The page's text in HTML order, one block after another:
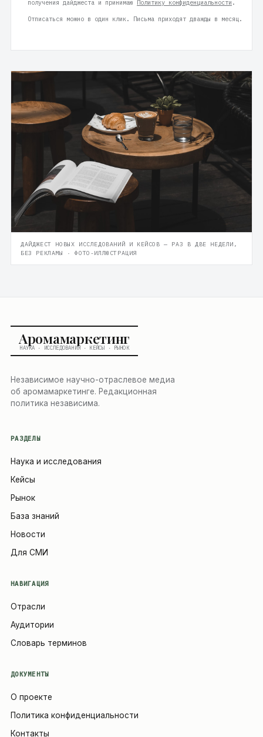
получения дайджеста и принимаю Политику конфиденциальности .
Отписаться можно в один клик. Письма приходят дважды в месяц.
ДАЙДЖЕСТ НОВЫХ ИССЛЕДОВАНИЙ И КЕЙСОВ — РАЗ В ДВЕ НЕДЕЛИ,
БЕЗ РЕКЛАМЫ · ФОТО-ИЛЛЮСТРАЦИЯ
Аромамаркетинг
НАУКА · ИССЛЕДОВАНИЯ · КЕЙСЫ · РЫНОК
Независимое научно-отраслевое медиа
об аромамаркетинге. Редакционная
политика независима.
РАЗДЕЛЫ
Наука и исследования
Кейсы
Рынок
База знаний
Новости
Для СМИ
НАВИГАЦИЯ
Отрасли
Аудитории
Словарь терминов
ДОКУМЕНТЫ
О проекте
Политика конфиденциальности
Контакты